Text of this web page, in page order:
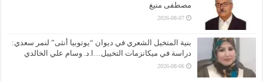
مصطفى منيغ
2026-08-07
بنية المتخيل الشعري في ديوان “يوتوبيا أنثى” لنمر سعدي:
دراسة في ميكانزمات التخييل…ا.د. وسام علي الخالدي
2026-08-06